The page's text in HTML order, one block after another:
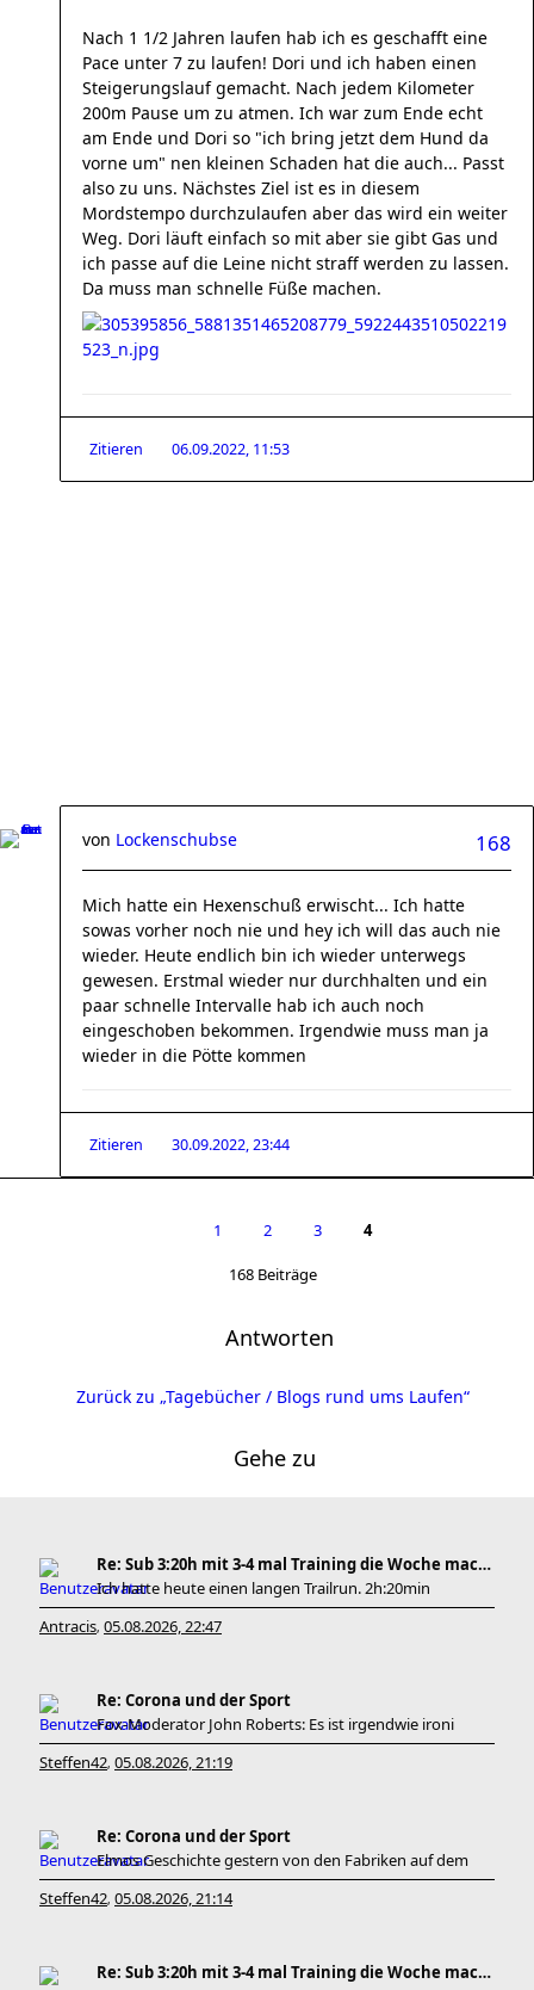
Nach 1 1/2 Jahren laufen hab ich es geschafft eine
Pace unter 7 zu laufen! Dori und ich haben einen
Steigerungslauf gemacht. Nach jedem Kilometer
200m Pause um zu atmen. Ich war zum Ende echt
am Ende und Dori so "ich bring jetzt dem Hund da
vorne um" nen kleinen Schaden hat die auch... Passt
also zu uns. Nächstes Ziel ist es in diesem
Mordstempo durchzulaufen aber das wird ein weiter
Weg. Dori läuft einfach so mit aber sie gibt Gas und
ich passe auf die Leine nicht straff werden zu lassen.
Da muss man schnelle Füße machen.
Zitieren 06.09.2022, 11:53
168
von Lockenschubse
Mich hatte ein Hexenschuß erwischt... Ich hatte
sowas vorher noch nie und hey ich will das auch nie
wieder. Heute endlich bin ich wieder unterwegs
gewesen. Erstmal wieder nur durchhalten und ein
paar schnelle Intervalle hab ich auch noch
eingeschoben bekommen. Irgendwie muss man ja
wieder in die Pötte kommen
Zitieren 30.09.2022, 23:44
1 2 3 4
168 Beiträge
Antworten
Zurück zu „Tagebücher / Blogs rund ums Laufen“
Gehe zu
Re: Sub 3:20h mit 3-4 mal Training die Woche machb
Ich hatte heute einen langen Trailrun. 2h:20min
Antracis, 05.08.2026, 22:47
Re: Corona und der Sport
Fox-Moderator John Roberts: Es ist irgendwie ironi
Steffen42, 05.08.2026, 21:19
Re: Corona und der Sport
Elmos Geschichte gestern von den Fabriken auf dem
Steffen42, 05.08.2026, 21:14
Re: Sub 3:20h mit 3-4 mal Training die Woche machb